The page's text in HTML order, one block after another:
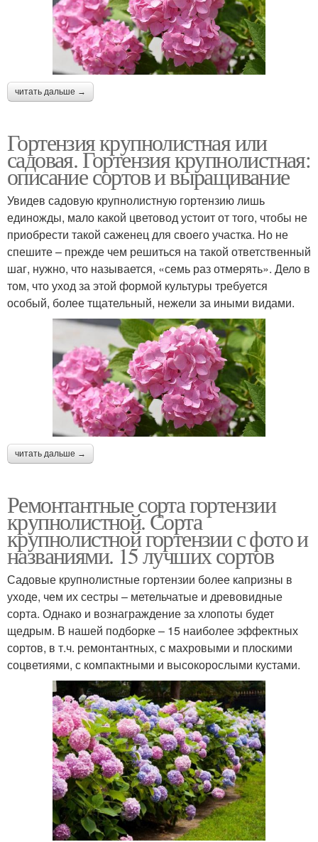
читать дальше →
Гортензия крупнолистная или
садовая. Гортензия крупнолистная:
описание сортов и выращивание
Увидев садовую крупнолистную гортензию лишь
единожды, мало какой цветовод устоит от того, чтобы не
приобрести такой саженец для своего участка. Но не
спешите – прежде чем решиться на такой ответственный
шаг, нужно, что называется, «семь раз отмерять». Дело в
том, что уход за этой формой культуры требуется
особый, более тщательный, нежели за иными видами.
читать дальше →
Ремонтантные сорта гортензии
крупнолистной. Сорта
крупнолистной гортензии с фото и
названиями. 15 лучших сортов
Садовые крупнолистные гортензии более капризны в
уходе, чем их сестры – метельчатые и древовидные
сорта. Однако и вознаграждение за хлопоты будет
щедрым. В нашей подборке – 15 наиболее эффектных
сортов, в т.ч. ремонтантных, с махровыми и плоскими
соцветиями, с компактными и высокорослыми кустами.